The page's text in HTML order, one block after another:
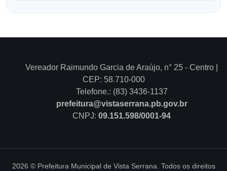
Vereador Raimundo Garcia de Araújo, n° 25 - Centro |
CEP: 58.710-000
Telefone.: (83) 3436-1137
prefeitura@vistaserrana.pb.gov.br
CNPJ: 09.151.598/0001-94
2026 © Prefeitura Municipal de Vista Serrana. Todos os direitos